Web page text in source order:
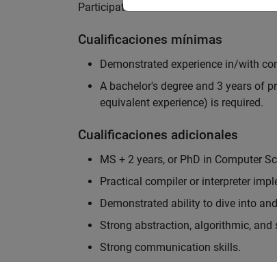
Participate in cross-team collaboration
Cualificaciones mínimas
Demonstrated experience in/with
A bachelor's degree and 3 years of
equivalent experience) is required.
Cualificaciones adicionales
MS + 2 years, or PhD in Computer
Practical compiler or interpreter
Demonstrated ability to dive into
Strong abstraction, algorithmic,
Strong communication skills.